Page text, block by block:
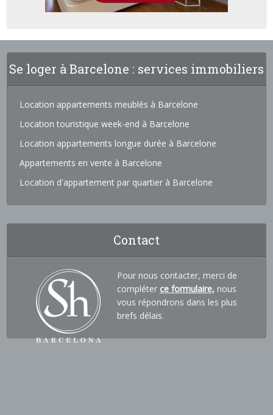
Se loger à Barcelone : services immobiliers
Location appartements meublés à Barcelone
Location touristique week-end à Barcelone
Location appartements longue durée à Barcelone
Appartements en vente à Barcelone
Location d'appartement par quartier à Barcelone
Contact
Pour nous contacter, merci de
compléter ce formulaire, nous
vous répondrons dans les plus
brefs délais.